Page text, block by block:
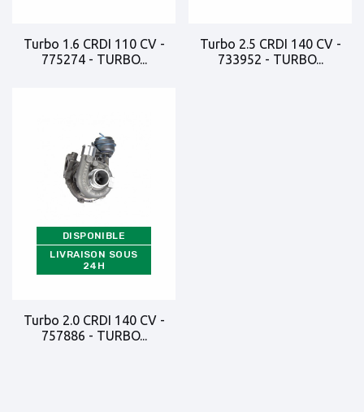
Turbo 1.6 CRDI 110 CV -
775274 - TURBO...
Turbo 2.5 CRDI 140 CV -
733952 - TURBO...
DISPONIBLE
LIVRAISON SOUS
24H
Turbo 2.0 CRDI 140 CV -
757886 - TURBO...